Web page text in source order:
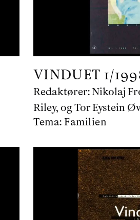
VINDUET 1/
Redaktører:Nikolaj
Riley, og Tor Eystein
Tema:Familien